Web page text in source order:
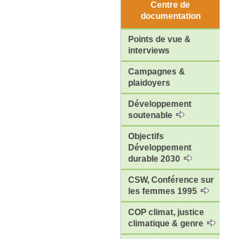
Centre de
documentation
Points de vue &
interviews
Campagnes &
plaidoyers
Développement
soutenable
Objectifs
Développement
durable 2030
CSW, Conférence sur
les femmes 1995
COP climat, justice
climatique & genre